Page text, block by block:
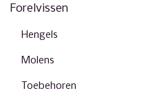
Forelvissen
Hengels
Molens
Toebehoren